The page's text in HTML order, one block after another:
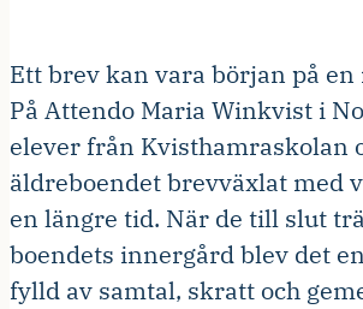
Ett brev kan vara början på en
På Attendo Maria Winkvist i
elever från Kvisthamraskolan
äldreboendet brevväxlat med
en längre tid. När de till slut
boendets innergård blev det
fylld av samtal, skratt och